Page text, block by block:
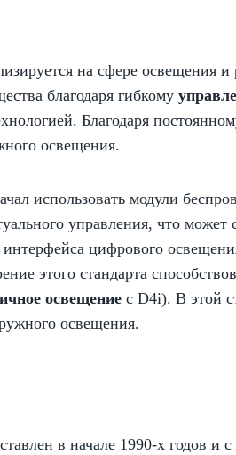
на сфере освещения
благодаря гибкому
Благодаря
освещения.
использовать модули
управления, что
цифрового
этого стандарта
освещение с D4i). В этой
освещения.
в начале 1990-х годов и